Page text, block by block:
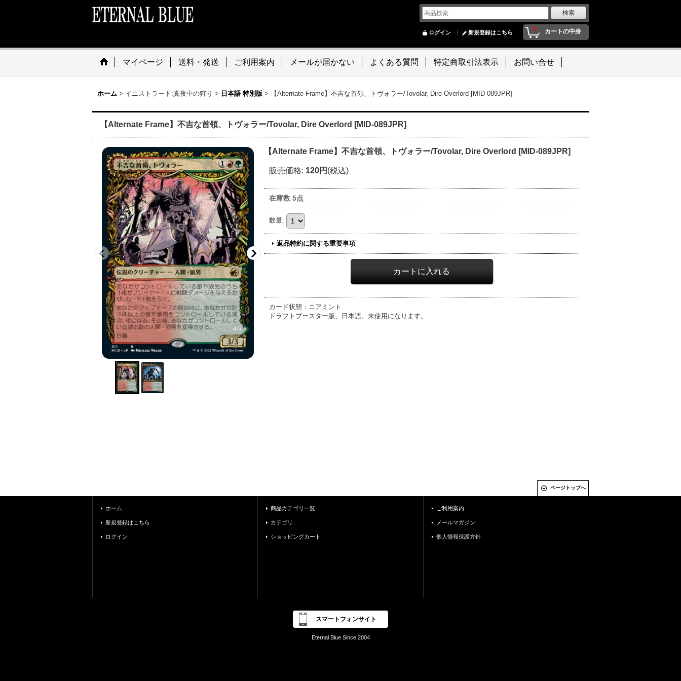
0 カートの中身
ログイン 新規登録はこちら
マイページ 送料・発送 ご利用案内 メールが届かない よくある質問 特定商取引法表示 お問い合せ
ホーム > イニストラード:真夜中の狩り > 日本語 特別版 > 【Alternate Frame】不吉な首領、トヴォラー/Tovolar, Dire Overlord [MID-089JPR]
【Alternate Frame】不吉な首領、トヴォラー/Tovolar, Dire Overlord [MID-089JPR]
【Alternate Frame】不吉な首領、トヴォラー/Tovolar, Dire Overlord [MID-089JPR]
販売価格: 120円 (税込)
在庫数 5点
数量:
返品特約に関する重要事項
カード状態：ニアミント
ドラフトブースター版、日本語、未使用になります。
ページトップへ
ホーム
新規登録はこちら
ログイン
商品カテゴリ一覧
カテゴリ
ショッピングカート
ご利用案内
メールマガジン
個人情報保護方針
スマートフォンサイト
Eternal Blue Since 2004